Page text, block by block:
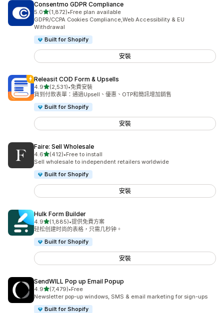
Consentmo GDPR Compliance
5.0滿分 5 顆星
(1,872)
共有 1872 則評價
•Free plan available
GDPR/CCPA Cookies Compliance,Web Accessibility & EU
Withdrawal
Built for Shopify
安裝
Releasit COD Form & Upsells
4.9滿分 5 顆星
(2,531)
共有 2531 則評價
•免費安裝
貨到付款表單：通過Upsell、優惠、OTP和簡訊增加銷售
Built for Shopify
安裝
Faire: Sell Wholesale
4.6滿分 5 顆星
(412)
共有 412 則評價
•Free to install
Sell wholesale to independent retailers worldwide
Built for Shopify
安裝
Hulk Form Builder
4.9滿分 5 顆星
(1,885)
共有 1885 則評價
•提供免費方案
轻松创建时尚的表格，只需几秒钟。
Built for Shopify
安裝
SendWILL Pop up Email Popup
4.9滿分 5 顆星
(7,479)
共有 7479 則評價
•Free
Newsletter pop-up windows, SMS & email marketing for sign-ups
Built for Shopify